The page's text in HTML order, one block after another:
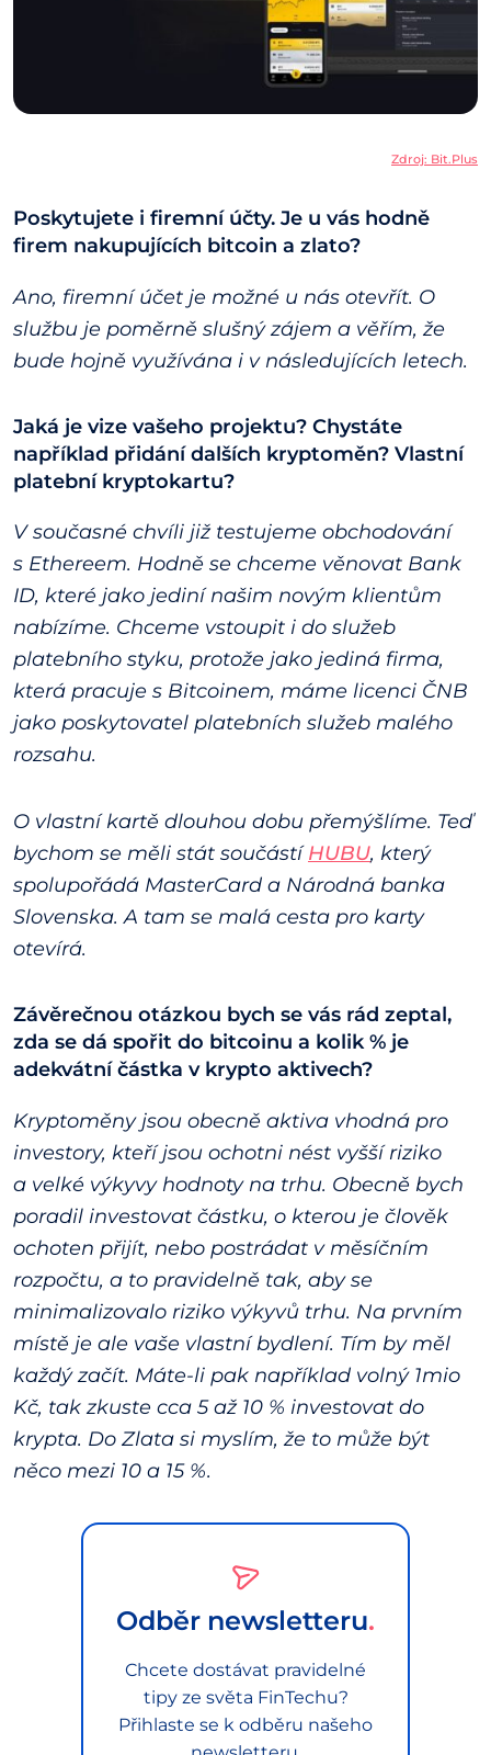
Zdroj: Bit.Plus
Poskytujete i firemní účty. Je u vás hodně
firem nakupujících bitcoin a zlato?
Ano, firemní účet je možné u nás otevřít. O
službu je poměrně slušný zájem a věřím, že
bude hojně využívána i v následujících letech.
Jaká je vize vašeho projektu? Chystáte
například přidání dalších kryptoměn? Vlastní
platební kryptokartu?
V současné chvíli již testujeme obchodování
s Ethereem. Hodně se chceme věnovat Bank
ID, které jako jediní našim novým klientům
nabízíme. Chceme vstoupit i do služeb
platebního styku, protože jako jediná firma,
která pracuje s Bitcoinem, máme licenci ČNB
jako poskytovatel platebních služeb malého
rozsahu.
O vlastní kartě dlouhou dobu přemýšlíme. Teď
bychom se měli stát součástíHUBU, který
spolupořádá MasterCard a Národná banka
Slovenska. A tam se malá cesta pro karty
otevírá.
Závěrečnou otázkou bych se vás rád zeptal,
zda se dá spořit do bitcoinu a kolik % je
adekvátní částka v krypto aktivech?
Kryptoměny jsou obecně aktiva vhodná pro
investory, kteří jsou ochotni nést vyšší riziko
a velké výkyvy hodnoty na trhu. Obecně bych
poradil investovat částku, o kterou je člověk
ochoten přijít, nebo postrádat v měsíčním
rozpočtu, a to pravidelně tak, aby se
minimalizovalo riziko výkyvů trhu. Na prvním
místě je ale vaše vlastní bydlení. Tím by měl
každý začít. Máte-li pak například volný 1mio
Kč, tak zkuste cca 5 až 10 % investovat do
krypta. Do Zlata si myslím, že to může být
něco mezi 10 a 15 %.
Odběr newsletteru
Chcete dostávat pravidelné
tipy ze světa FinTechu?
Přihlaste se k odběru našeho